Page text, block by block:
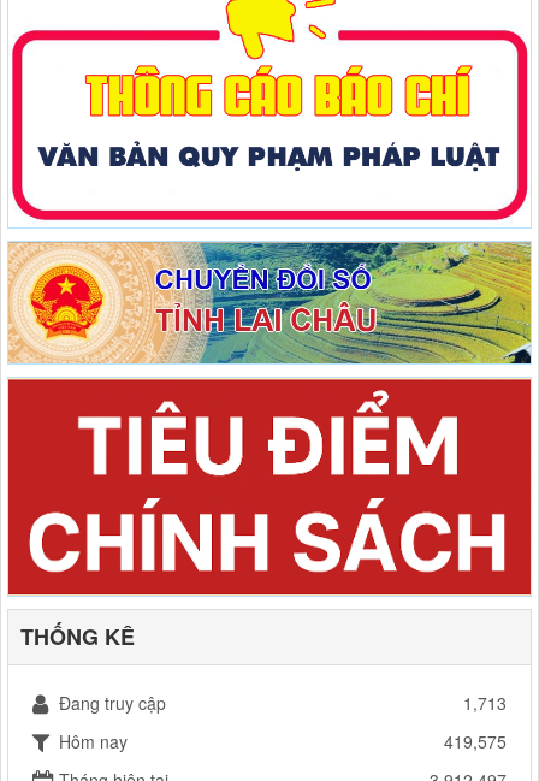
THỐNG KÊ
Đang truy cập
1,713
Hôm nay
419,575